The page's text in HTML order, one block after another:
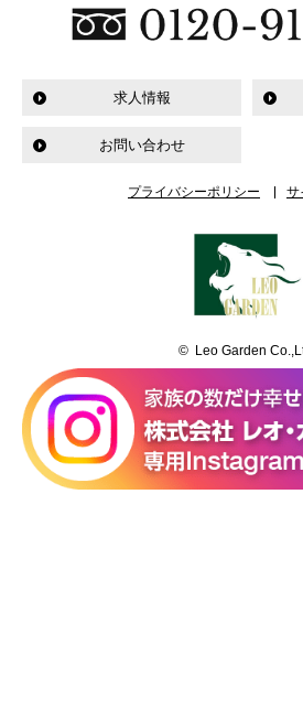
求人情報
お問い合わせ
プライバシーポリシー サ
© Leo Garden